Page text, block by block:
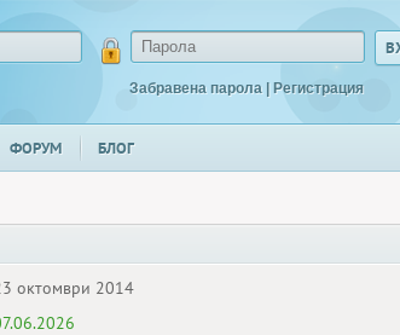
Забравена парола | Регистрация
ФОРУМ БЛОГ
октомври 2014